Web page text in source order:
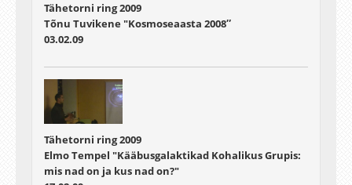
Tähetorni ring 2009
Tõnu Tuvikene "Kosmoseaasta 2008″
03.02.09
Tähetorni ring 2009
Elmo Tempel "Kääbusgalaktikad Kohalikus Grupis:
mis nad on ja kus nad on?"